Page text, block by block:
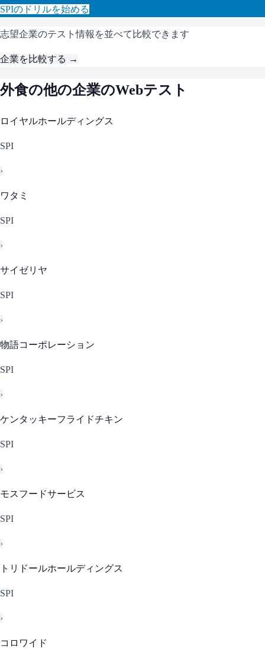
SPIのドリルを始める
志望企業のテスト情報を並べて比較できます
企業を比較する →
外食の他の企業のWebテスト
ロイヤルホールディングス
SPI
›
ワタミ
SPI
›
サイゼリヤ
SPI
›
物語コーポレーション
SPI
›
ケンタッキーフライドチキン
SPI
›
モスフードサービス
SPI
›
トリドールホールディングス
SPI
›
コロワイド